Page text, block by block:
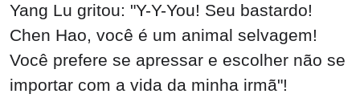
Yang Lu gritou: "Y-Y-You! Seu bastardo!
Chen Hao, você é um animal selvagem!
Você prefere se apressar e escolher não se
importar com a vida da minha irmã"!